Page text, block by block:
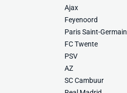
Ajax
Feyenoord
Paris Saint-Germain
FC Twente
PSV
AZ
SC Cambuur